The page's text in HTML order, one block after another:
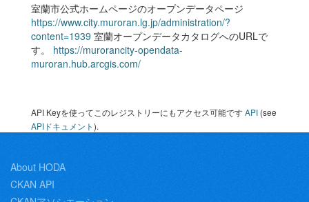
室蘭市公式ホームページのオープンデータページ
https://www.city.muroran.lg.jp/administration/?
content=1939 室蘭オープンデータカタログへのURLで
す。 https://murorancity-opendata-
muroran.hub.arcgis.com/
API Keyを使ってこのレジストリーにもアクセス可能ですAPI (see
APIドキュメント).
About HODA
CKAN API